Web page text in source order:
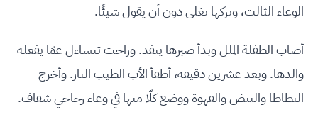
الوعاء الثالث، وتركها تغلي دون أن يقول شيئًا.
أصاب الطفلة الملل وبدأ صبرها ينفد. وراحت تتساءل عمّا يفعله
والدها. وبعد عشرين دقيقة، أطفأ الأب الطيب النار. وأخرج
البطاطا والبيض والقهوة ووضع كلّا منها في وعاء زجاجي شفاف.